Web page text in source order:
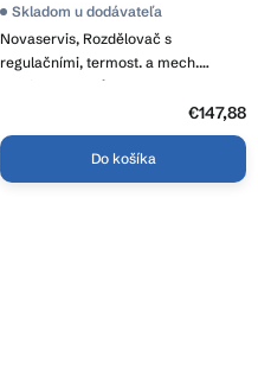
Novaservis, Rozdělovač s
regulačními, termost. a mech.
ventily 6 okruhů, RZ06S
Skladom u dodávateľa
€147,88
Do košíka